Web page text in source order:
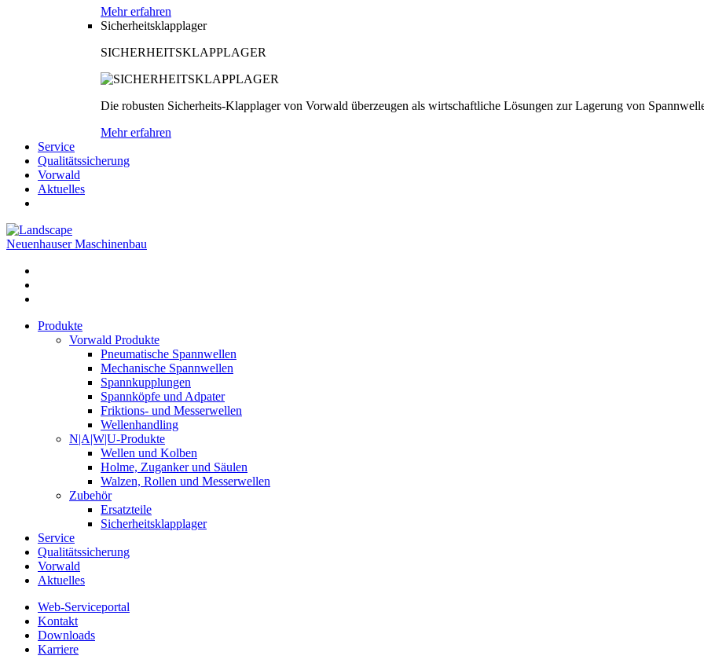
Mehr erfahren
Sicherheitsklapplager
SICHERHEITSKLAPPLAGER
Die robusten Sicherheits-Klapplager von Vorwald überzeugen als wirtschaftliche Lösungen zur Lagerung von
Mehr erfahren
Service
Qualitätssicherung
Vorwald
Aktuelles
Neuenhauser Maschinenbau
Produkte
Vorwald Produkte
Pneumatische Spannwellen
Mechanische Spannwellen
Spannkupplungen
Spannköpfe und Adpater
Friktions- und Messerwellen
Wellenhandling
N|A|W|U-Produkte
Wellen und Kolben
Holme, Zuganker und Säulen
Walzen, Rollen und Messerwellen
Zubehör
Ersatzteile
Sicherheitsklapplager
Service
Qualitätssicherung
Vorwald
Aktuelles
Web-Serviceportal
Kontakt
Downloads
Karriere